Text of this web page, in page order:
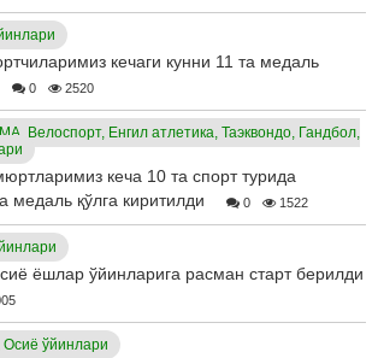
кечаги кунни 11 та медаль
0 2520
Велоспорт, Енгил атлетика, Таэквондо, Гандбол,
кеча 10 та спорт турида
қўлга киритилди
0 1522
ёшлар ўйинларига расман старт берилди
Осиё ўйинлари